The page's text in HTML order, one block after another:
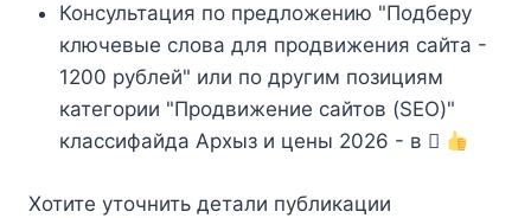
Консультация по предложению "Подберу
ключевые слова для продвижения сайта -
1200 рублей" или по другим позициям
категории "Продвижение сайтов (SEO)"
классифайда Архыз и цены 2026 - в
Хотите уточнить детали публикации